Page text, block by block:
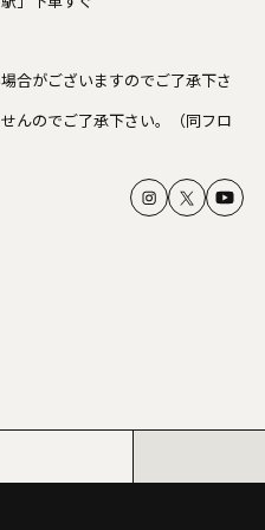
合がございますのでご了承下さ
んのでご了承下さい。（同フロ